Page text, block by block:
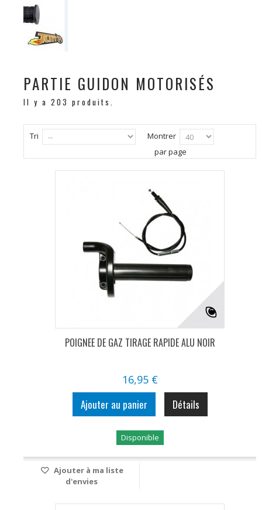
PARTIE GUIDON MOTORISÉS
Il y a 203 produits.
Tri
Montrer
par page
POIGNEE DE GAZ TIRAGE RAPIDE ALU NOIR
16,95 €
Ajouter au panier Détails
Disponible
Ajouter à ma liste
d'envies